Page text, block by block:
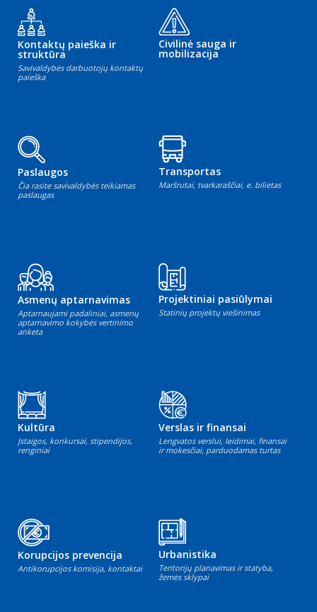
Kontaktų paieška ir
struktūra
Savivaldybės darbuotojų kontaktų
paieška
Civilinė sauga ir
mobilizacija
Paslaugos
Čia rasite savivaldybės teikiamas
paslaugas
Transportas
Maršrutai, tvarkaraščiai, e. bilietas
Asmenų aptarnavimas
Aptarnaujami padaliniai, asmenų
aptarnavimo kokybės vertinimo
anketa
Projektiniai pasiūlymai
Statinių projektų viešinimas
Kultūra
Įstaigos, konkursai, stipendijos,
renginiai
Verslas ir finansai
Lengvatos verslui, leidimai, finansai
ir mokesčiai, parduodamas turtas
Korupcijos prevencija
Antikorupcijos komisija, kontaktai
Urbanistika
Teritorijų planavimas ir statyba,
žemės sklypai